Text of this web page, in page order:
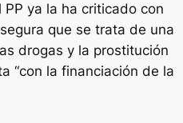
ya la ha criticado con
que se trata de una
drogas y la prostitución
“con la financiación de la